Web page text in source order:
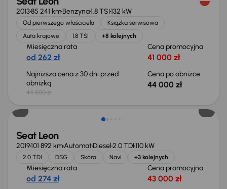
201385 241 kmBenzyna1.8 TSI132 kW
Od pierwszego właściciela
Książka serwisowa
Auta krajowe
1.8 TSI +8 kolejnych
Miesięczna rata
od 262 zł
Cena promocyjna
41 000 zł
Najniższa cena z 30 dni przed
obniżką
44 500 zł
Cena po obniżce
44 000 zł
Taniej o 1 000 zł
Seat Leon
2019101 892 kmAutomatDiesel2.0 TDI110 kW
2.0 TDI DSG Skóra Navi +3 kolejnych
Miesięczna rata
od 274 zł
Cena promocyjna
43 000 zł